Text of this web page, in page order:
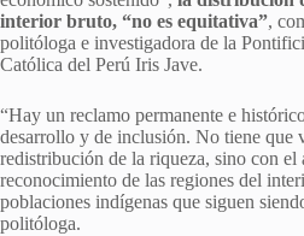
interior bruto, “no es equitativa”,
politóloga e investigadora de la
Católica del Perú Iris Jave.
“Hay un reclamo permanente e
desarrollo y de inclusión. No tiene que
redistribución de la riqueza, sino con el
reconocimiento de las regiones del
poblaciones indígenas que siguen
politóloga.